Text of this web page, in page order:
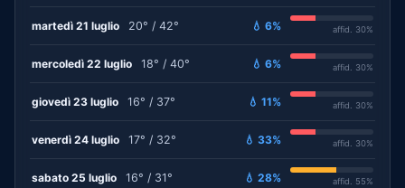
martedì 21 luglio 20° / 42° 💧 6% affid. 30%
mercoledì 22 luglio 18° / 40° 💧 6% affid. 30%
giovedì 23 luglio 16° / 37° 💧 11% affid. 30%
venerdì 24 luglio 17° / 32° 💧 33% affid. 30%
sabato 25 luglio 16° / 31° 💧 28% affid. 55%